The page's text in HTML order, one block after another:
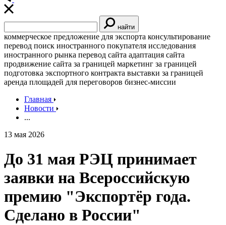
найти
коммерческое предложение для экспорта консультирование
перевод поиск иностранного покупателя исследования
иностранного рынка перевод сайта адаптация сайта
продвижение сайта за границей маркетинг за границей
подготовка экспортного контракта выставки за границей
аренда площадей для переговоров бизнес-миссии
Главная
Новости
...
13 мая 2026
До 31 мая РЭЦ принимает
заявки на Всероссийскую
премию "Экспортёр года.
Сделано в России"